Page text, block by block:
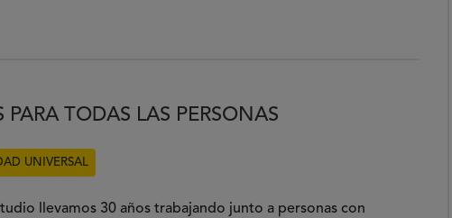
TODAS LAS PERSONAS
UNIVERSAL
llevamos 30 años trabajando junto a personas con